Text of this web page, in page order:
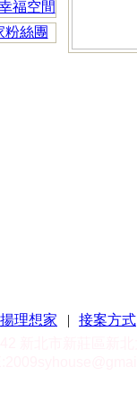
理想家 | 接案方式